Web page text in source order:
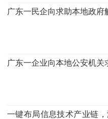
广东一民企向求助本地政府
广东一企业向本地公安机关
一键布局信息技术产业链